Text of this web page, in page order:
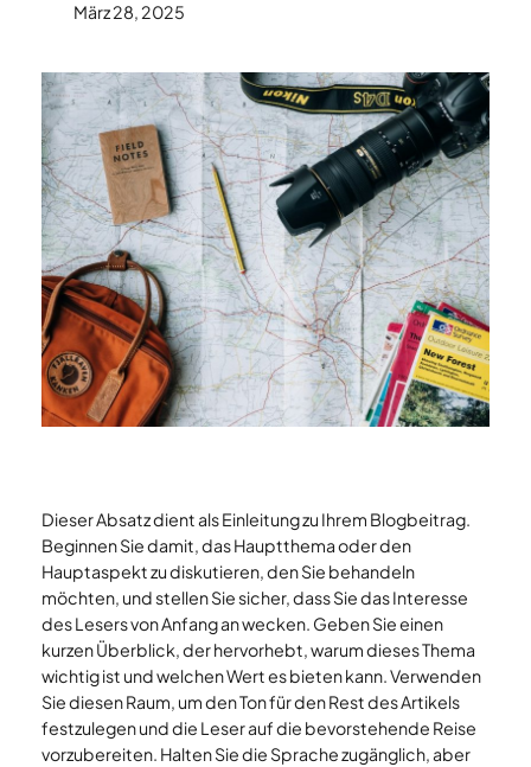
März 28, 2025
Dieser Absatz dient als Einleitung zu Ihrem Blogbeitrag.
Beginnen Sie damit, das Hauptthema oder den
Hauptaspekt zu diskutieren, den Sie behandeln
möchten, und stellen Sie sicher, dass Sie das Interesse
des Lesers von Anfang an wecken. Geben Sie einen
kurzen Überblick, der hervorhebt, warum dieses Thema
wichtig ist und welchen Wert es bieten kann. Verwenden
Sie diesen Raum, um den Ton für den Rest des Artikels
festzulegen und die Leser auf die bevorstehende Reise
vorzubereiten. Halten Sie die Sprache zugänglich, aber